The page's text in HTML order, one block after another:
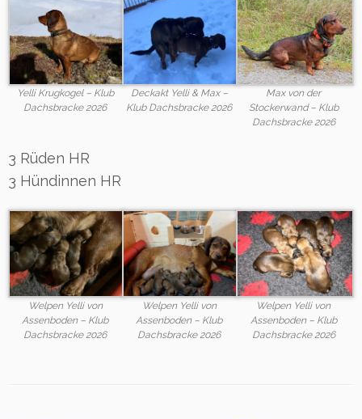
Yelli Krugkogel – Klub
Dachsbracke 2026
Deckakt Yelli & Max –
Klub Dachsbracke 2026
Max von der
Stockerwand – Klub
Dachsbracke 2026
3 Rüden HR
3 Hündinnen HR
Welpen Yelli von
Assenboden – Klub
Dachsbracke 2026
Welpen Yelli von
Assenboden – Klub
Dachsbracke 2026
Welpen Yelli von
Assenboden – Klub
Dachsbracke 2026